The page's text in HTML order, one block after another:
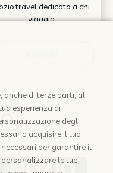
dedicata a chi
viaggia
anche di terze parti, al
esperienza di
degli
acquisire il tuo
per garantire il
le tue